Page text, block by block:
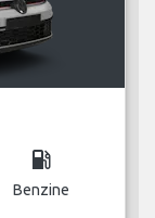
local_gas_station
Benzine